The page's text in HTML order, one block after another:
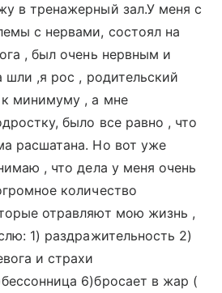
в тренажерный зал.У меня с
с нервами, состоял на
, был очень нервным и
,я рос , родительский
к минимуму , а мне
было все равно , что
расшатана. Но вот уже
, что дела у меня очень
количество
отравляют мою жизнь ,
1) раздражительность 2)
и страхи
6)бросает в жар (